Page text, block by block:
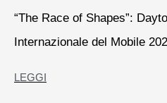
“The Race of Shapes”:
Internazionale del Mobile
LEGGI